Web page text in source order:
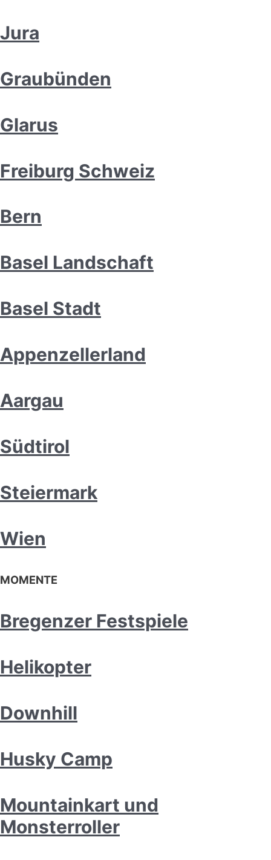
Jura
Graubünden
Glarus
Freiburg Schweiz
Bern
Basel Landschaft
Basel Stadt
Appenzellerland
Aargau
Südtirol
Steiermark
Wien
MOMENTE
Bregenzer Festspiele
Helikopter
Downhill
Husky Camp
Mountainkart und
Monsterroller